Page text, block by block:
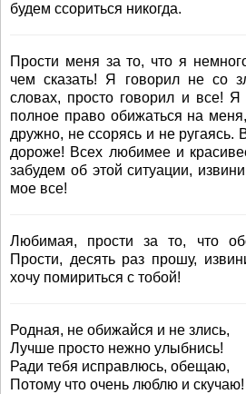
будем ссориться никогда.
Прости меня за то, что я
чем сказать! Я говорил не со
словах, просто говорил и все!
полное право обижаться на
дружно, не ссорясь и не
дороже! Всех любимее и
забудем об этой ситуации,
мое все!
Любимая, прости за то, что
Прости, десять раз прошу,
хочу помириться с тобой!
Родная, не обижайся и не злись,
Лучше просто нежно улыбнись!
Ради тебя исправлюсь, обещаю,
Потому что очень люблю и скучаю!